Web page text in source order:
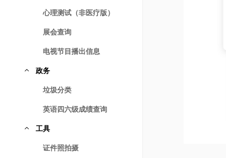
心理测试（非医疗版）
展会查询
电视节目播出信息
政务
垃圾分类
英语四六级成绩查询
工具
证件照拍摄